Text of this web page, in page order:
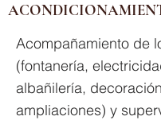
Acompañamiento de
(fontanería,
albañilería,
ampliaciones) y